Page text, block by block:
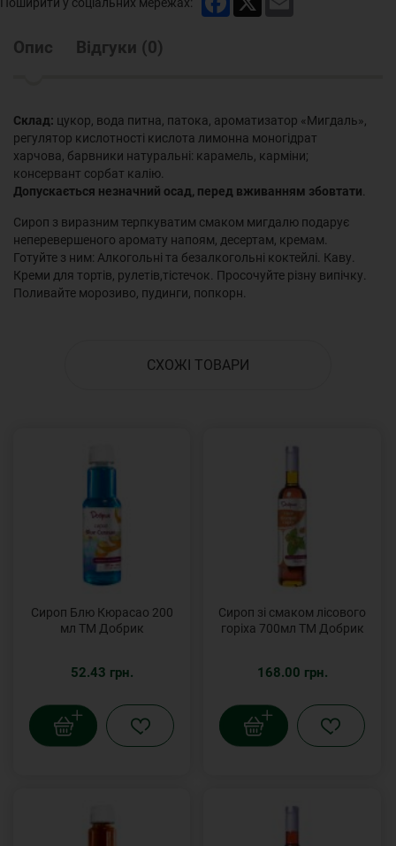
Опис Відгуки (0)
Склад: цукор, вода питна, патока, ароматизатор «Мигдаль»,
регулятор кислотності кислота лимонна моногідрат
харчова, барвники натуральні: карамель, карміни;
консервант сорбат калію.
Допускається незначний осад, перед вживанням збовтати
Сироп з виразним терпкуватим смаком мигдалю подарує
неперевершеного аромату напоям, десертам, кремам.
Готуйте з ним: Алкогольні та безалкогольні коктейлі. Каву.
Креми для тортів, рулетів,тістечок. Просочуйте різну випічку.
Поливайте морозиво, пудинги, попкорн.
СХОЖІ ТОВАРИ
Сироп Блю Кюрасао 200
мл ТМ Добрик
52.43 грн.
Сироп зі смаком лісового
горіха 700мл ТМ Добрик
168.00 грн.